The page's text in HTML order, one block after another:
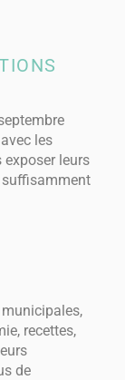
les
leurs
suffisamment
recettes,
de